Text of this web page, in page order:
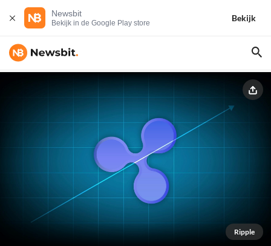
Newsbit
Bekijk in de Google Play store
Bekijk
Ripple